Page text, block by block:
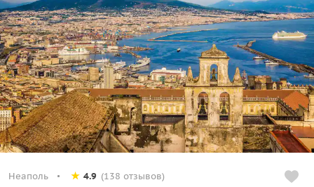
Неаполь 4.9 (138 отзывов)